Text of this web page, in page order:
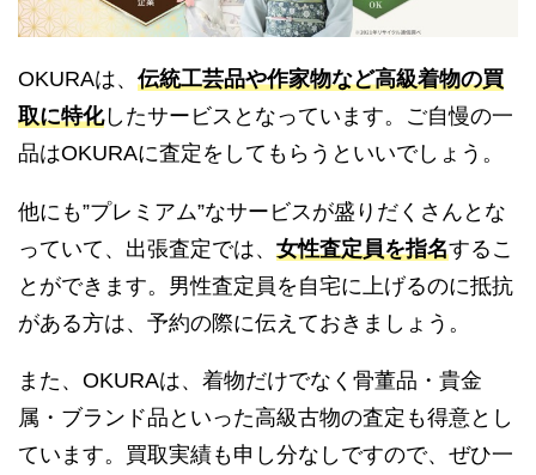
OKURAは、 伝統工芸品や作家物など高級着物の買
取に特化したサービスとなっています。ご自慢の一
品はOKURAに査定をしてもらうといいでしょう。
他にも”プレミアム”なサービスが盛りだくさんとな
っていて、出張査定では、 女性査定員を指名するこ
とができます。男性査定員を自宅に上げるのに抵抗
がある方は、予約の際に伝えておきましょう。
また、OKURAは、着物だけでなく骨董品・貴金
属・ブランド品といった高級古物の査定も得意とし
ています。買取実績も申し分なしですので、ぜひ一